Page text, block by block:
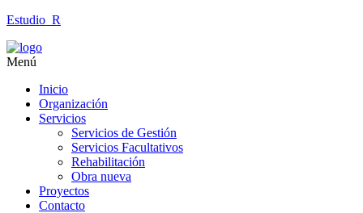
Estudio_R
Menú
Inicio
Organización
Servicios
Servicios de Gestión
Servicios Facultativos
Rehabilitación
Obra nueva
Proyectos
Contacto